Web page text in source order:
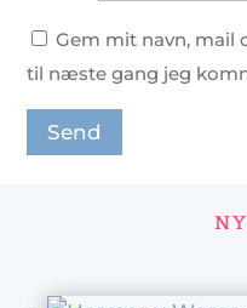
Gem mit navn, mail
til næste gang jeg